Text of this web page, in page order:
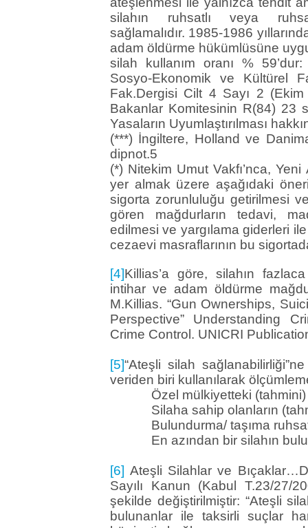
silahın ruhsatlı veya
sağlamalıdır. 1985-1986
adam öldürme hükümlüsüne
silah kullanım oranı %
Sosyo-Ekonomik ve Kültürel
Fak.Dergisi Cilt 4 Sayı 2
Bakanlar Komitesinin R(84) 23
Yasaların Uyumlaştırılması
(***) İngiltere, Holland ve
dipnot.5
(*) Nitekim Umut Vakfı’nca,
yer almak üzere aşağıdaki
sigorta zorunluluğu getirilmesi
gören mağdurların tedavi,
edilmesi ve yargılama giderleri
cezaevi masraflarının bu
[4]Killias’a göre, silahın
intihar ve adam öldürme
M.Killias. “Gun Ownerships,
Perspective” Understanding
Crime Control. UNICRI
[5]“Ateşli silah
veriden biri kullanılarak
Özel mülkiyetteki (tahmini)
Silaha sahip olanların
Bulundurma/ taşıma
En azından bir silahın
[6] Ateşli Silahlar ve
Sayılı Kanun (Kabul T.23/27/
şekilde değiştirilmiştir: “Ateşli
bulunanlar ile taksirli suçlar